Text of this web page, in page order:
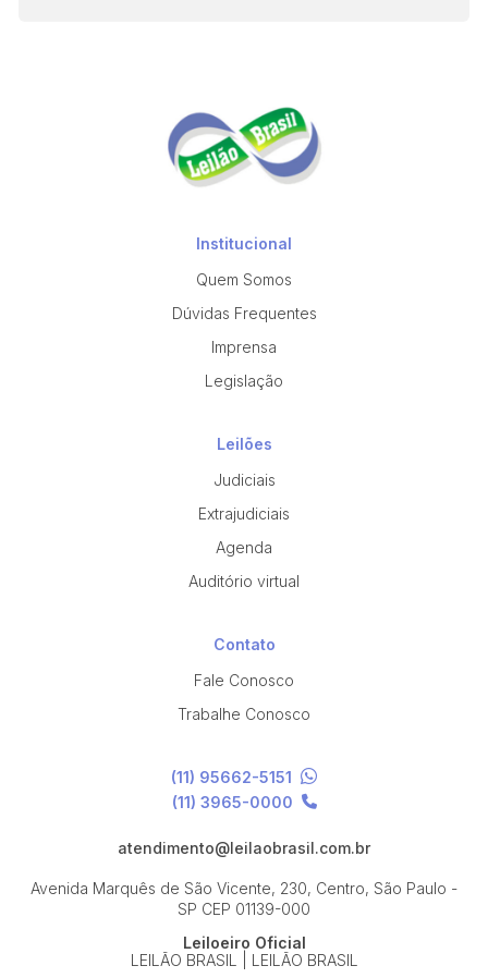
Institucional
Quem Somos
Dúvidas Frequentes
Imprensa
Legislação
Leilões
Judiciais
Extrajudiciais
Agenda
Auditório virtual
Contato
Fale Conosco
Trabalhe Conosco
(11) 95662-5151
(11) 3965-0000
atendimento@leilaobrasil.com.br
Avenida Marquês de São Vicente, 230, Centro, São Paulo -
SP CEP 01139-000
Leiloeiro Oficial
LEILÃO BRASIL | LEILÃO BRASIL